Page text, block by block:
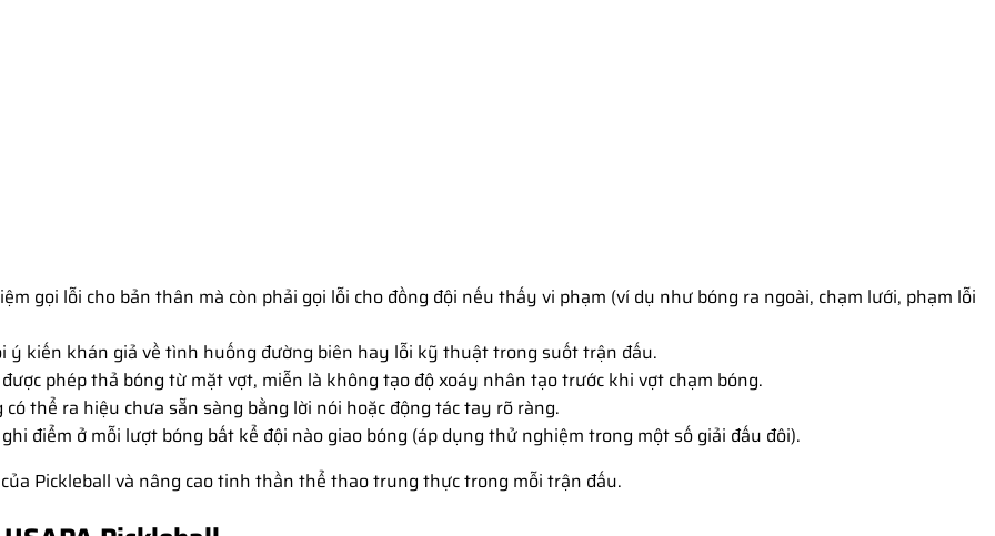
gọi lỗi cho bản thân mà còn phải gọi lỗi cho đồng đội nếu thấy vi phạm (ví dụ như bóng ra ngoài, chạm lưới, phạm lỗi
ý kiến khán giả về tình huống đường biên hay lỗi kỹ thuật trong suốt trận đấu.
phép thả bóng từ mặt vợt, miễn là không tạo độ xoáy nhân tạo trước khi vợt chạm bóng.
thể ra hiệu chưa sẵn sàng bằng lời nói hoặc động tác tay rõ ràng.
điểm ở mỗi lượt bóng bất kể đội nào giao bóng (áp dụng thử nghiệm trong một số giải đấu đôi).
Pickleball và nâng cao tinh thần thể thao trung thực trong mỗi trận đấu.